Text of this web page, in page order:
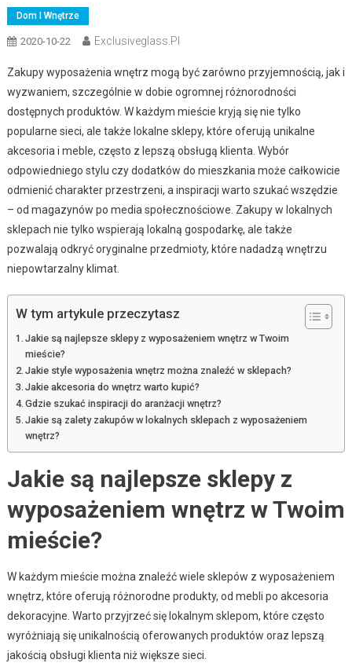
Dom I Wnętrze
2020-10-22 Exclusiveglass.pl
Zakupy wyposażenia wnętrz mogą być zarówno przyjemnością, jak i
wyzwaniem, szczególnie w dobie ogromnej różnorodności
dostępnych produktów. W każdym mieście kryją się nie tylko
popularne sieci, ale także lokalne sklepy, które oferują unikalne
akcesoria i meble, często z lepszą obsługą klienta. Wybór
odpowiedniego stylu czy dodatków do mieszkania może całkowicie
odmienić charakter przestrzeni, a inspiracji warto szukać wszędzie
– od magazynów po media społecznościowe. Zakupy w lokalnych
sklepach nie tylko wspierają lokalną gospodarkę, ale także
pozwalają odkryć oryginalne przedmioty, które nadadzą wnętrzu
niepowtarzalny klimat.
W tym artykule przeczytasz
Jakie są najlepsze sklepy z wyposażeniem wnętrz w Twoim
mieście?
Jakie style wyposażenia wnętrz można znaleźć w sklepach?
Jakie akcesoria do wnętrz warto kupić?
Gdzie szukać inspiracji do aranżacji wnętrz?
Jakie są zalety zakupów w lokalnych sklepach z wyposażeniem
wnętrz?
Jakie są najlepsze sklepy z
wyposażeniem wnętrz w Twoim
mieście?
W każdym mieście można znaleźć wiele sklepów z wyposażeniem
wnętrz, które oferują różnorodne produkty, od mebli po akcesoria
dekoracyjne. Warto przyjrzeć się lokalnym sklepom, które często
wyróżniają się unikalnością oferowanych produktów oraz lepszą
jakością obsługi klienta niż większe sieci.